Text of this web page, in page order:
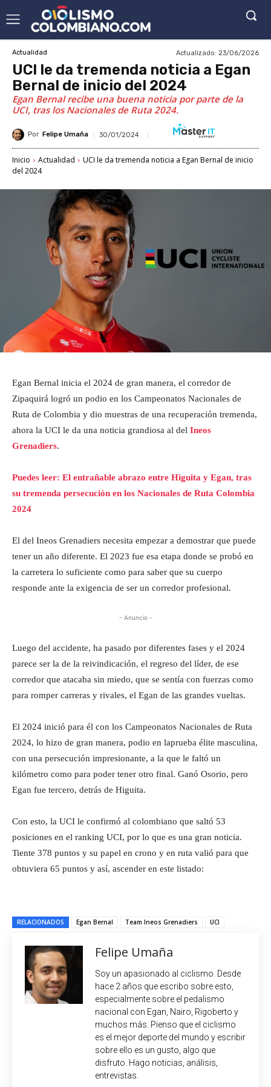
Actualidad Actualizado: 23/06/2026
UCI le da tremenda noticia a Egan
Bernal de inicio del 2024
Egan Bernal recibe una buena noticia por parte de la
UCI, tras los Nacionales de Ruta 2024.
Por Felipe Umaña 30/01/2024
Inicio Actualidad
UCI le da tremenda noticia a Egan Bernal de inicio
del 2024
Egan Bernal inicia el 2024 de gran manera, el corredor de
Zipaquirá logró un podio en los Campeonatos Nacionales de
Ruta de Colombia y dio muestras de una recuperación tremenda,
ahora la UCI le da una noticia grandiosa al del Ineos
Grenadiers.
Puedes leer: El entrañable abrazo entre Higuita y Egan, tras
su tremenda persecución en los Nacionales de Ruta Colombia
2024
El del Ineos Grenadiers necesita empezar a demostrar que puede
tener un año diferente. El 2023 fue esa etapa donde se probó en
la carretera lo suficiente como para saber que su cuerpo
responde ante la exigencia de ser un corredor profesional.
- Anuncio -
Luego del accidente, ha pasado por diferentes fases y el 2024
parece ser la de la reivindicación, el regreso del líder, de ese
corredor que atacaba sin miedo, que se sentía con fuerzas como
para romper carreras y rivales, el Egan de las grandes vueltas.
El 2024 inició para él con los Campeonatos Nacionales de Ruta
2024, lo hizo de gran manera, podio en laprueba élite masculina,
con una persecución impresionante, a la que le faltó un
kilómetro como para poder tener otro final. Ganó Osorio, pero
Egan fue tercero, detrás de Higuita.
Con esto, la UCI le confirmó al colombiano que saltó 53
posiciones en el ranking UCI, por lo que es una gran noticia.
Tiente 378 puntos y su papel en crono y en ruta valió para que
obtuviera 65 puntos y así, ascender en este listado:
RELACIONADOS Egan Bernal Team Ineos Grenadiers UCI
Felipe Umaña
Soy un apasionado al ciclismo. Desde
hace 2 años que escribo sobre esto,
especialmente sobre el pedalismo
nacional con Egan, Nairo, Rigoberto y
muchos más. Pienso que el ciclismo
es el mejor deporte del mundo y escribir
sobre ello es un gusto, algo que
disfruto. Hago noticias, análisis,
entrevistas.